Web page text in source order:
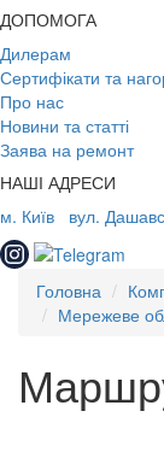
ДОПОМОГА
Дилерам
Сертифікати та
Про нас
Новини та статті
Заява на ремонт
НАШІ АДРЕСИ
м. Київ
вул.
Головна
Мережеве